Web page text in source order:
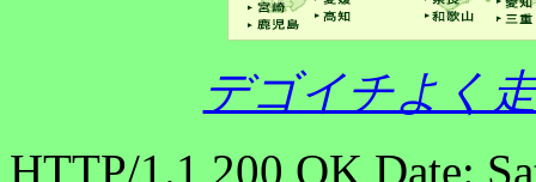
デゴイチよく
HTTP/1.1 200 OK Date: